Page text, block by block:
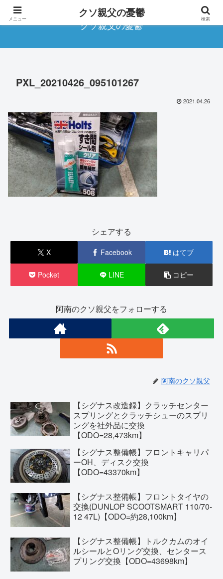
クソ親父の憂鬱
PXL_20210426_095101267
2021.04.26
シェアする
X Facebook はてブ
Pocket LINE コピー
阿南のクソ親父をフォローする
阿南のクソ親父
【シグナス改造録】クラッチセンター
スプリングとクラッチシューのスプリ
ングを社外品に交換
【ODO=28,473km】
【シグナス整備帳】フロントキャリパ
ーOH、ディスク交換
【ODO=43370km】
【シグナス整備帳】フロントタイヤの
交換(DUNLOP SCOOTSMART 110/70-
12 47L)【ODO=約28,100km】
【シグナス整備帳】トルクカムのオイ
ルシールとOリング交換、センタース
プリング交換【ODO=43698km】
メニュー クソ親父の憂鬱 検索